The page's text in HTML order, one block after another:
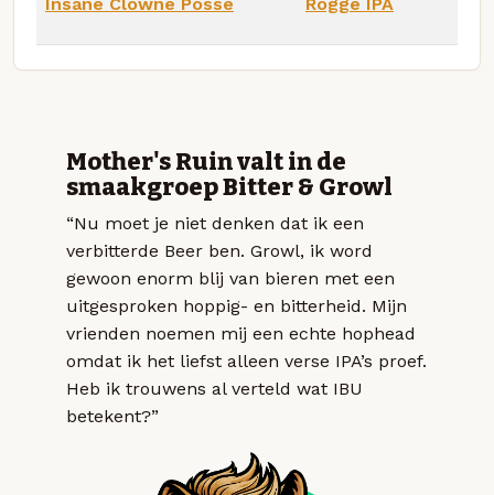
Mother's Ruin valt in de
smaakgroep Bitter & Growl
“Nu moet je niet denken dat ik een
verbitterde Beer ben. Growl, ik word
gewoon enorm blij van bieren met een
uitgesproken hoppig- en bitterheid. Mijn
vrienden noemen mij een echte hophead
omdat ik het liefst alleen verse IPA’s proef.
Heb ik trouwens al verteld wat IBU
betekent?”